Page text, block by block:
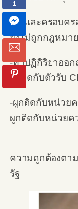
-ซื้อและครอ
ยังไม่ถูกกฎหมา
-ทำปฏิกิริยาอ
ผูกติดกับตัวรับ
-ผูกติดกับห
ผูกติดกับหน่วยค
ความถูกต้องตา
รัฐ